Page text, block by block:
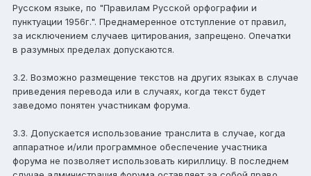
Русском языке, по "Правилам Русской орфографии и
пунктуации 1956г.". Преднамеренное отступление от правил,
за исключением случаев цитирования, запрещено. Опечатки
в разумных пределах допускаются.
3.2. Возможно размещение текстов на других языках в случае
приведения перевода или в случаях, когда текст будет
заведомо понятен участникам форума.
3.3. Допускается использование транслита в случае, когда
аппаратное и/или программное обеспечение участника
форума не позволяет использовать кириллицу. В последнем